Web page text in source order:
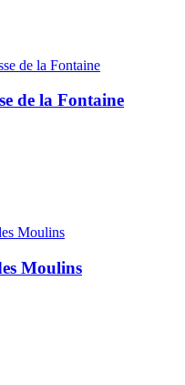
de la Fontaine
Moulins